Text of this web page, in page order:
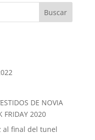
DE NOVIA
FRIDAY 2020
al final del tunel